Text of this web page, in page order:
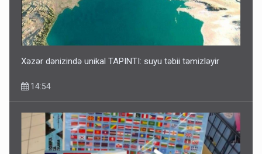
Xəzər dənizində unikal TAPINTI: suyu təbii təmizləyir
14:54